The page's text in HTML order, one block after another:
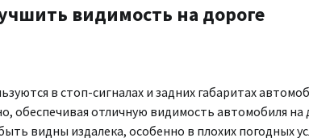
видимость на дороге
в стоп-сигналах и задних габаритах
обеспечивая отличную видимость автомобиля на
видны издалека, особенно в плохих погодных